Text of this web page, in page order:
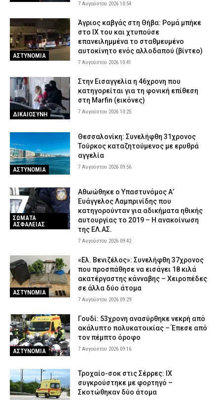
Ναύπλιο: Στη φυλακή οι δύο Ινδοί για τον φόνο του 59χρονου
ψυχολόγου
ΔΙΚΑΙΟΣΥΝΗ 6 Αυγούστου 2026 21:03
Λάρισα: Μοτοσικλέτα συγκρούστηκε με νταλίκα στην Αγιά – Στο
νοσοκομείο ο αναβάτης
ΕΙΔΗΣΕΙΣ 6 Αυγούστου 2026 20:49
7 Αυγούστου 2026 10:54
ΑΣΤΥΝΟΜΙΑ
Άγριος καβγάς στη Θήβα: Ρομά μπήκε
στο ΙΧ του και χτυπούσε
επανειλημμένα το σταθμευμένο
αυτοκίνητο ενός αλλοδαπού (βίντεο)
7 Αυγούστου 2026 10:41
ΔΙΚΑΙΟΣΥΝΗ
Στην Εισαγγελία η 46χρονη που
κατηγορείται για τη φονική επίθεση
στη Marfin (εικόνες)
7 Αυγούστου 2026 10:25
ΑΣΤΥΝΟΜΙΑ
Θεσσαλονίκη: Συνελήφθη 31χρονος
Τούρκος καταζητούμενος με ερυθρά
αγγελία
7 Αυγούστου 2026 09:56
ΣΩΜΑΤΑ
ΑΣΦΑΛΕΙΑΣ
Αθωώθηκε ο Υπαστυνόμος Α’
Ευάγγελος Λαμπρινίδης που
κατηγορούνταν για αδικήματα ηθικής
αυτουργίας το 2019 – Η ανακοίνωση
της ΕΛ.ΑΣ.
7 Αυγούστου 2026 09:42
ΑΣΤΥΝΟΜΙΑ
«Ελ. Βενιζέλος»: Συνελήφθη 37χρονος
που προσπάθησε να εισάγει 18 κιλά
ακατέργαστης κάνναβης – Χειροπέδες
σε άλλα δύο άτομα
7 Αυγούστου 2026 09:29
ΑΣΤΥΝΟΜΙΑ
Γουδί: 53χρονη ανασύρθηκε νεκρή από
ακάλυπτο πολυκατοικίας – Έπεσε από
τον πέμπτο όροφο
7 Αυγούστου 2026 09:16
Τροχαίο-σοκ στις Σέρρες: ΙΧ
συγκρούστηκε με φορτηγό –
Σκοτώθηκαν δύο άτομα